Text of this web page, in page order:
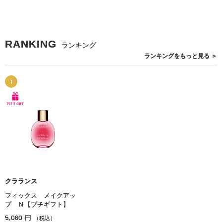
RANKING ランキング
ランキングをもっと見る ＞
1
クラランス
フィックス メイクアッ
プ Ｎ【プチギフト】
5,060 円 （税込）